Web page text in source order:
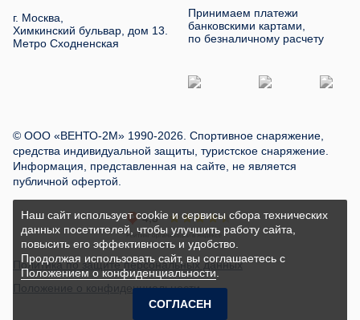
г. Москва,
Химкинский бульвар, дом 13.
Метро Сходненская
Принимаем платежи
банковскими картами,
по безналичному расчету
© ООО «ВЕНТО-2М» 1990-2026. Спортивное снаряжение,
средства индивидуальной защиты, туристское снаряжение.
Информация, представленная на сайте, не является
публичной офертой.
Политика по защите персональных данных
Положение о конфиденциальности
Наш сайт использует cookie и сервисы сбора технических
данных посетителей, чтобы улучшить работу сайта,
повысить его эффективность и удобство.
Продолжая использовать сайт, вы соглашаетесь с
Положением о конфиденциальности.
СОГЛАСЕН